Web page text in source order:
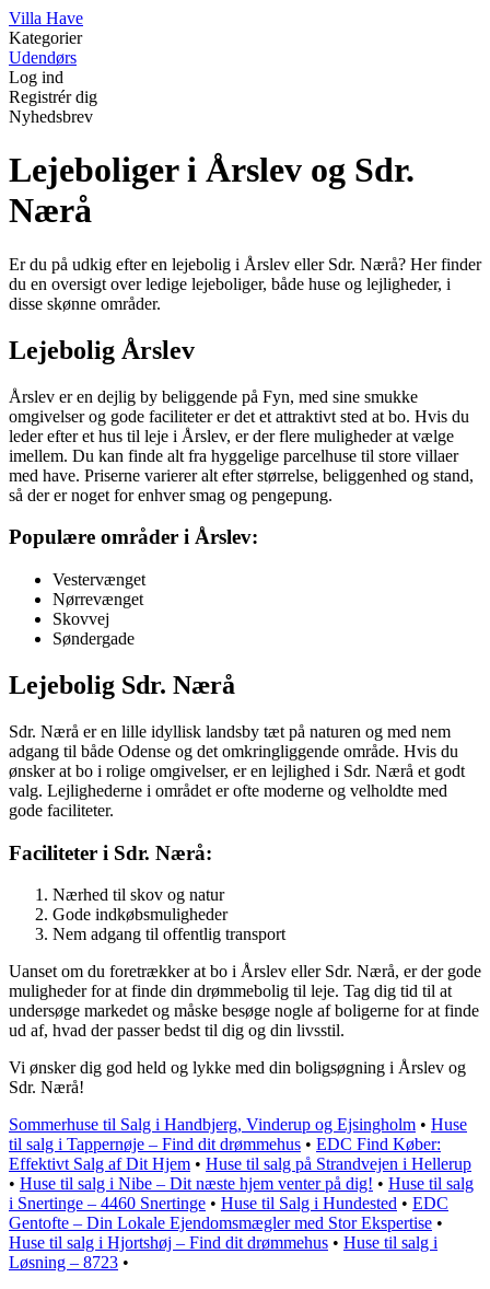
Villa Have
Kategorier
Udendørs
Log ind
Registrér dig
Nyhedsbrev
Lejeboliger i Årslev og Sdr.
Nærå
Er du på udkig efter en lejebolig i Årslev eller Sdr. Nærå? Her finder
du en oversigt over ledige lejeboliger, både huse og lejligheder, i
disse skønne områder.
Lejebolig Årslev
Årslev er en dejlig by beliggende på Fyn, med sine smukke
omgivelser og gode faciliteter er det et attraktivt sted at bo. Hvis du
leder efter et hus til leje i Årslev, er der flere muligheder at vælge
imellem. Du kan finde alt fra hyggelige parcelhuse til store villaer
med have. Priserne varierer alt efter størrelse, beliggenhed og stand,
så der er noget for enhver smag og pengepung.
Populære områder i Årslev:
Vestervænget
Nørrevænget
Skovvej
Søndergade
Lejebolig Sdr. Nærå
Sdr. Nærå er en lille idyllisk landsby tæt på naturen og med nem
adgang til både Odense og det omkringliggende område. Hvis du
ønsker at bo i rolige omgivelser, er en lejlighed i Sdr. Nærå et godt
valg. Lejlighederne i området er ofte moderne og velholdte med
gode faciliteter.
Faciliteter i Sdr. Nærå:
Nærhed til skov og natur
Gode indkøbsmuligheder
Nem adgang til offentlig transport
Uanset om du foretrækker at bo i Årslev eller Sdr. Nærå, er der gode
muligheder for at finde din drømmebolig til leje. Tag dig tid til at
undersøge markedet og måske besøge nogle af boligerne for at finde
ud af, hvad der passer bedst til dig og din livsstil.
Vi ønsker dig god held og lykke med din boligsøgning i Årslev og
Sdr. Nærå!
Sommerhuse til Salg i Handbjerg, Vinderup og Ejsingholm • Huse
til salg i Tappernøje – Find dit drømmehus • EDC Find Køber:
Effektivt Salg af Dit Hjem • Huse til salg på Strandvejen i Hellerup
• Huse til salg i Nibe – Dit næste hjem venter på dig! • Huse til salg
i Snertinge – 4460 Snertinge • Huse til Salg i Hundested • EDC
Gentofte – Din Lokale Ejendomsmægler med Stor Ekspertise •
Huse til salg i Hjortshøj – Find dit drømmehus • Huse til salg i
Løsning – 8723 •